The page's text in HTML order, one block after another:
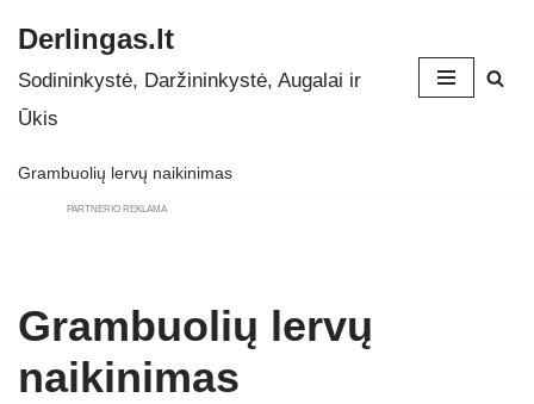
Skip
to
Derlingas.lt
Sodininkystė, Daržininkystė, Augalai ir
Ūkis
Grambuolių lervų naikinimas
PARTNERIO REKLAMA
Grambuolių lervų
naikinimas